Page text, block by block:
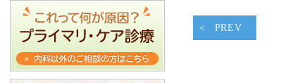
PREV